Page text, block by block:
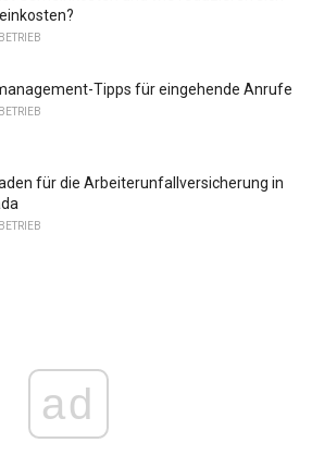
Tipps für eingehende Anrufe
für die Arbeiterunfallversicherung in
ad